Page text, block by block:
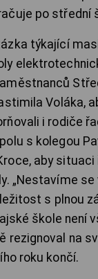
po střední
týkající
Voláka,
i rodiče
s kolegou
aby
„Nestavíme
s plnou
škole není
rezignoval na
roku končí.